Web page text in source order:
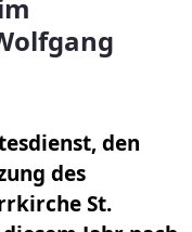
den
des
St.